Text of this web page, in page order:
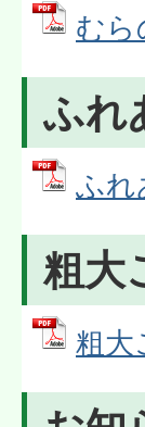
むら
ふれ
ふれ
粗大
粗大